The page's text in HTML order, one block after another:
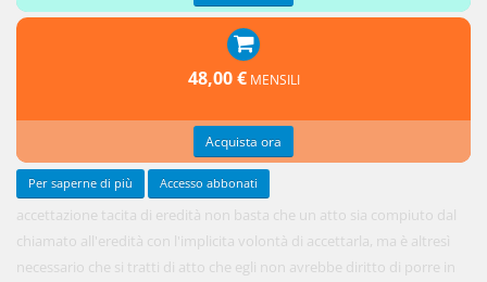
accettazione tacita di eredità non basta che un atto sia compiuto dal
chiamato all'eredità con l'implicita volontà di accettarla, ma è altresì
necessario che si tratti di atto che egli non avrebbe diritto di porre in
48,00 € MENSILI
Acquista ora
Per saperne di più Accesso abbonati